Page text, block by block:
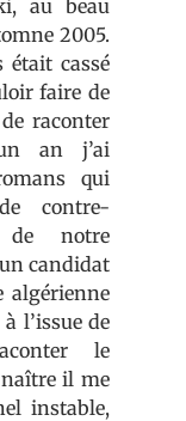
au beau
2005.
était cassé
faire de
raconter
an j’ai
qui
contre-
de notre
candidat
algérienne
l’issue de
le
il me
instable,